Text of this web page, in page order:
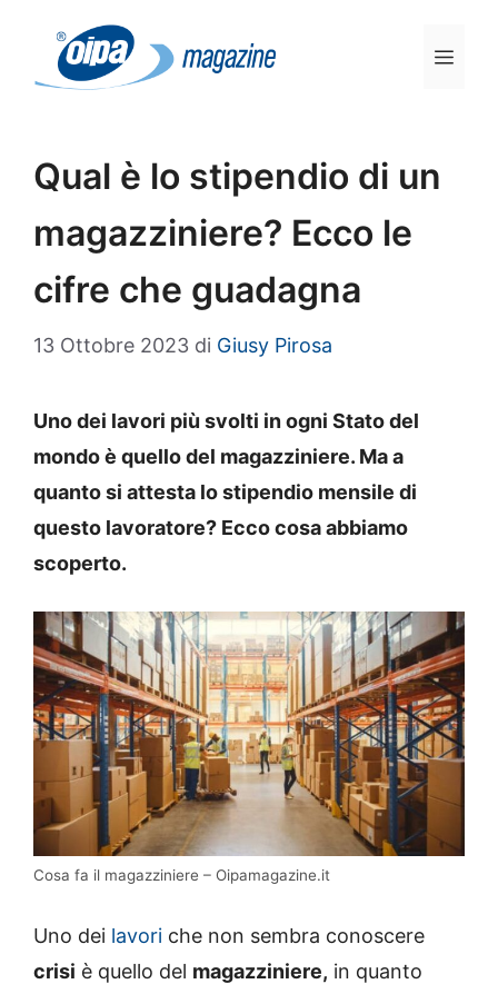
contenuto
Qual è lo stipendio di un
magazziniere? Ecco le
cifre che guadagna
13 Ottobre 2023 di Giusy Pirosa
Uno dei lavori più svolti in ogni Stato del
mondo è quello del magazziniere. Ma a
quanto si attesta lo stipendio mensile di
questo lavoratore? Ecco cosa abbiamo
scoperto.
Cosa fa il magazziniere – Oipamagazine.it
Uno dei lavori che non sembra conoscere
crisi è quello del magazziniere, in quanto